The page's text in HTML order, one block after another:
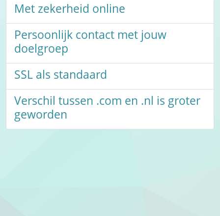
Met zekerheid online
Persoonlijk contact met jouw
doelgroep
SSL als standaard
Verschil tussen .com en .nl is groter
geworden